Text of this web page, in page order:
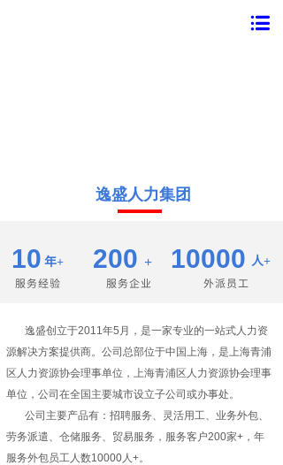
逸盛人力集团
10 200
服务经验
年+
服务企业 外派员工
+ 人+
10000
逸盛创立于2011年5月，是一家专业的一站式人力资
源解决方案提供商。公司总部位于中国上海，是上海青浦
区人力资源协会理事单位，上海青浦区人力资源协会理事
单位，公司在全国主要城市设立子公司或办事处。
公司主要产品有：招聘服务、灵活用工、业务外包、
劳务派遣、仓储服务、贸易服务，服务客户200家+，年
服务外包员工人数10000人+。